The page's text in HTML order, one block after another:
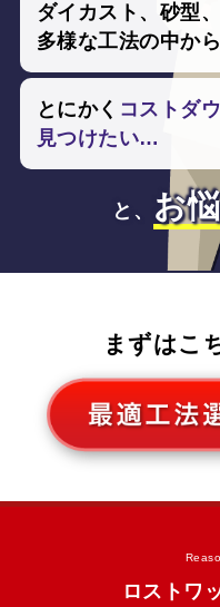
ダイカスト、砂型
多様な工法の中か
とにかく コストダ
見つけたい…
と、 お
まずはこ
ロストワ